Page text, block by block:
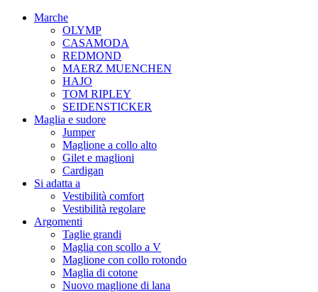
Marche
OLYMP
CASAMODA
REDMOND
MAERZ MUENCHEN
HAJO
TOM RIPLEY
SEIDENSTICKER
Maglia e sudore
Jumper
Maglione a collo alto
Gilet e maglioni
Cardigan
Si adatta a
Vestibilità comfort
Vestibilità regolare
Argomenti
Taglie grandi
Maglia con scollo a V
Maglione con collo rotondo
Maglia di cotone
Nuovo maglione di lana